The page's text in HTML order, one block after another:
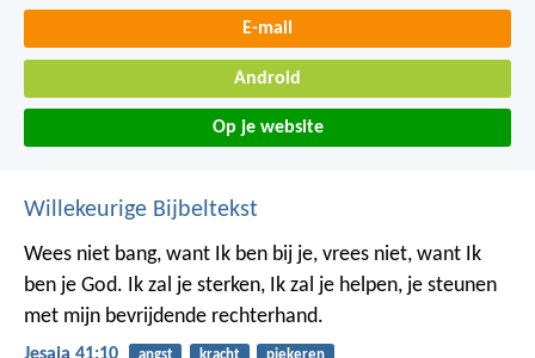
E-mail
Android
Op je website
Willekeurige Bijbeltekst
Wees niet bang, want Ik ben bij je, vrees niet, want Ik
ben je God. Ik zal je sterken, Ik zal je helpen, je steunen
met mijn bevrijdende rechterhand.